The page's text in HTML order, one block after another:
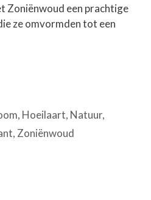
Zoniënwoud een prachtige
ze omvormden tot een
, Hoeilaart, Natuur,
, Zoniënwoud